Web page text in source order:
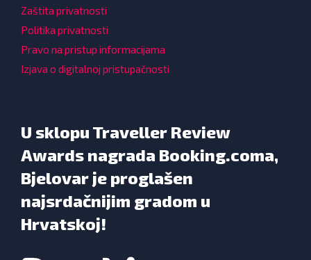
Zaštita privatnosti
Politika privatnosti
Pravo na pristup informacijama
Izjava o digitalnoj pristupačnosti
U sklopu Traveller Review
Awards nagrada Booking.coma,
Bjelovar je proglašen
najsrdačnijim gradom u
Hrvatskoj!